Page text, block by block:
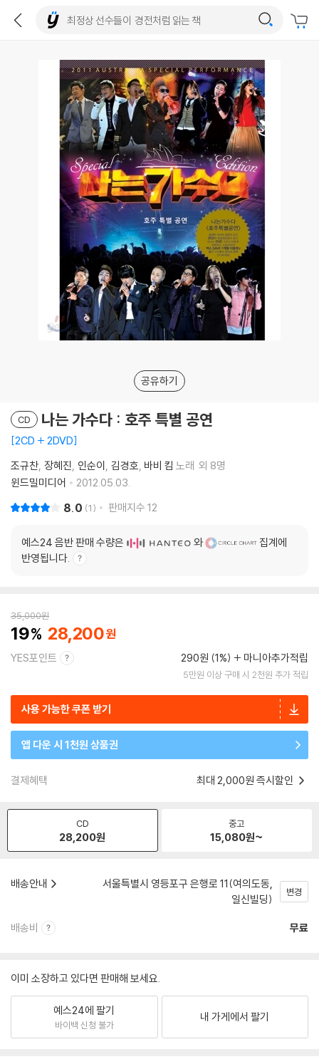
공유하기
CD 나는 가수다 : 호주 특별 공연
2CD + 2DVD
조규찬 장혜진 인순이 김경호 바비 킴 노래 외 8명
윈드밀미디어
2012.05.03.
8.0 1 판매지수 12
예스24 음반 판매 수량은 와
집계에
반영됩니다.
35,000원
19 28,200
YES포인트 290원 (1%) 마니아추가적립
5만원 이상 구매 시 2천원 추가 적립
사용 가능한 쿠폰 받기
앱 다운 시 1천원 상품권
결제혜택 최대 2,000원 즉시할인
CD
28,200원
중고
15,080원~
배송안내
서울특별시 영등포구 은행로 11(여의도동,
일신빌딩)
변경
배송비 무료
이미 소장하고 있다면 판매해 보세요.
예스24에 팔기
바이백 신청 불가
내 가게에서 팔기